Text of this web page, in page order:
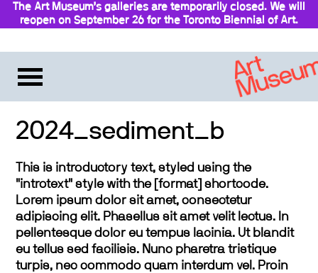
The Art Museum’s galleries are temporarily closed. We will
reopen on September 26 for the Toronto Biennial of Art.
2024_sediment_b
This is introductory text, styled using the
"introtext" style with the [format] shortcode.
Lorem ipsum dolor sit amet, consectetur
adipiscing elit. Phasellus sit amet velit lectus. In
pellentesque dolor eu tempus lacinia. Ut blandit
eu tellus sed facilisis. Nunc pharetra tristique
turpis, nec commodo quam interdum vel. Proin